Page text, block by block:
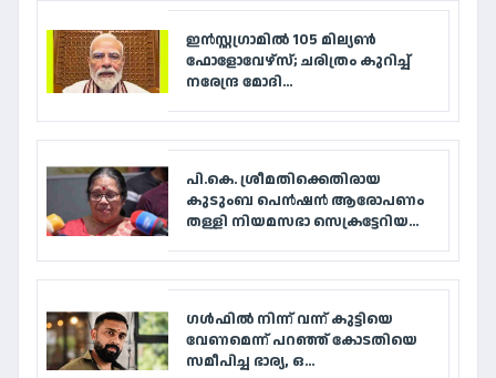
ഇൻസ്റ്റഗ്രാമിൽ 105 മില്യൺ
ഫോളോവേഴ്‌സ്; ചരിത്രം കുറിച്ച്
നരേന്ദ്ര മോദി...
പി.കെ. ശ്രീമതിക്കെതിരായ
കുടുംബ പെൻഷൻ ആരോപണം
തള്ളി നിയമസഭാ സെക്രട്ടേറിയ...
ഗൾഫിൽ നിന്ന് വന്ന് കുട്ടിയെ
വേണമെന്ന് പറഞ്ഞ് കോടതിയെ
സമീപിച്ച ഭാര്യ, ഒ...